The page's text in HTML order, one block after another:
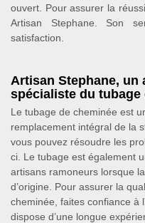
ouvert. Pour assurer la
Artisan Stephane. Son
satisfaction.
Artisan Stephane, un
spécialiste du tubage
Le tubage de cheminée est
remplacement intégral de la
vous pouvez résoudre les
ci. Le tubage est également
artisans ramoneurs lorsque
d’origine. Pour assurer la
cheminée, faites confiance à
dispose d’une longue